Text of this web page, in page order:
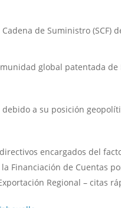
de Suministro
global patentada
a su posición
encargados del
Financiación de Cuentas
Regional – citas